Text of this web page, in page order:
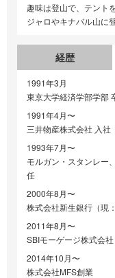
趣味は登山で、テント
ジャロやキナバル山に登
経歴
1991年3月
東京大学経済学部学部
1991年4月〜
三井物産株式会社 入社
1993年7月〜
モルガン・スタンレー
任
2000年8月〜
株式会社新生銀行（現
2011年8月〜
SBIモーゲージ株式会
2014年10月〜
株式会社MFS創業